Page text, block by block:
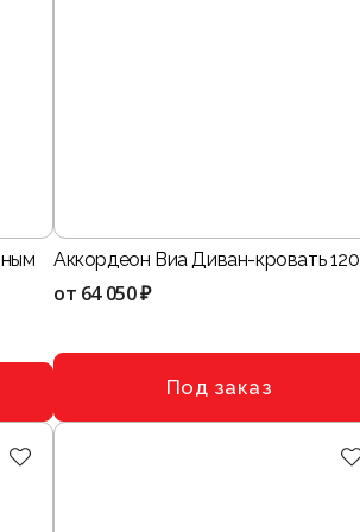
Аккордеон Виа Диван-кровать 120
от 64 050 ₽
Под заказ